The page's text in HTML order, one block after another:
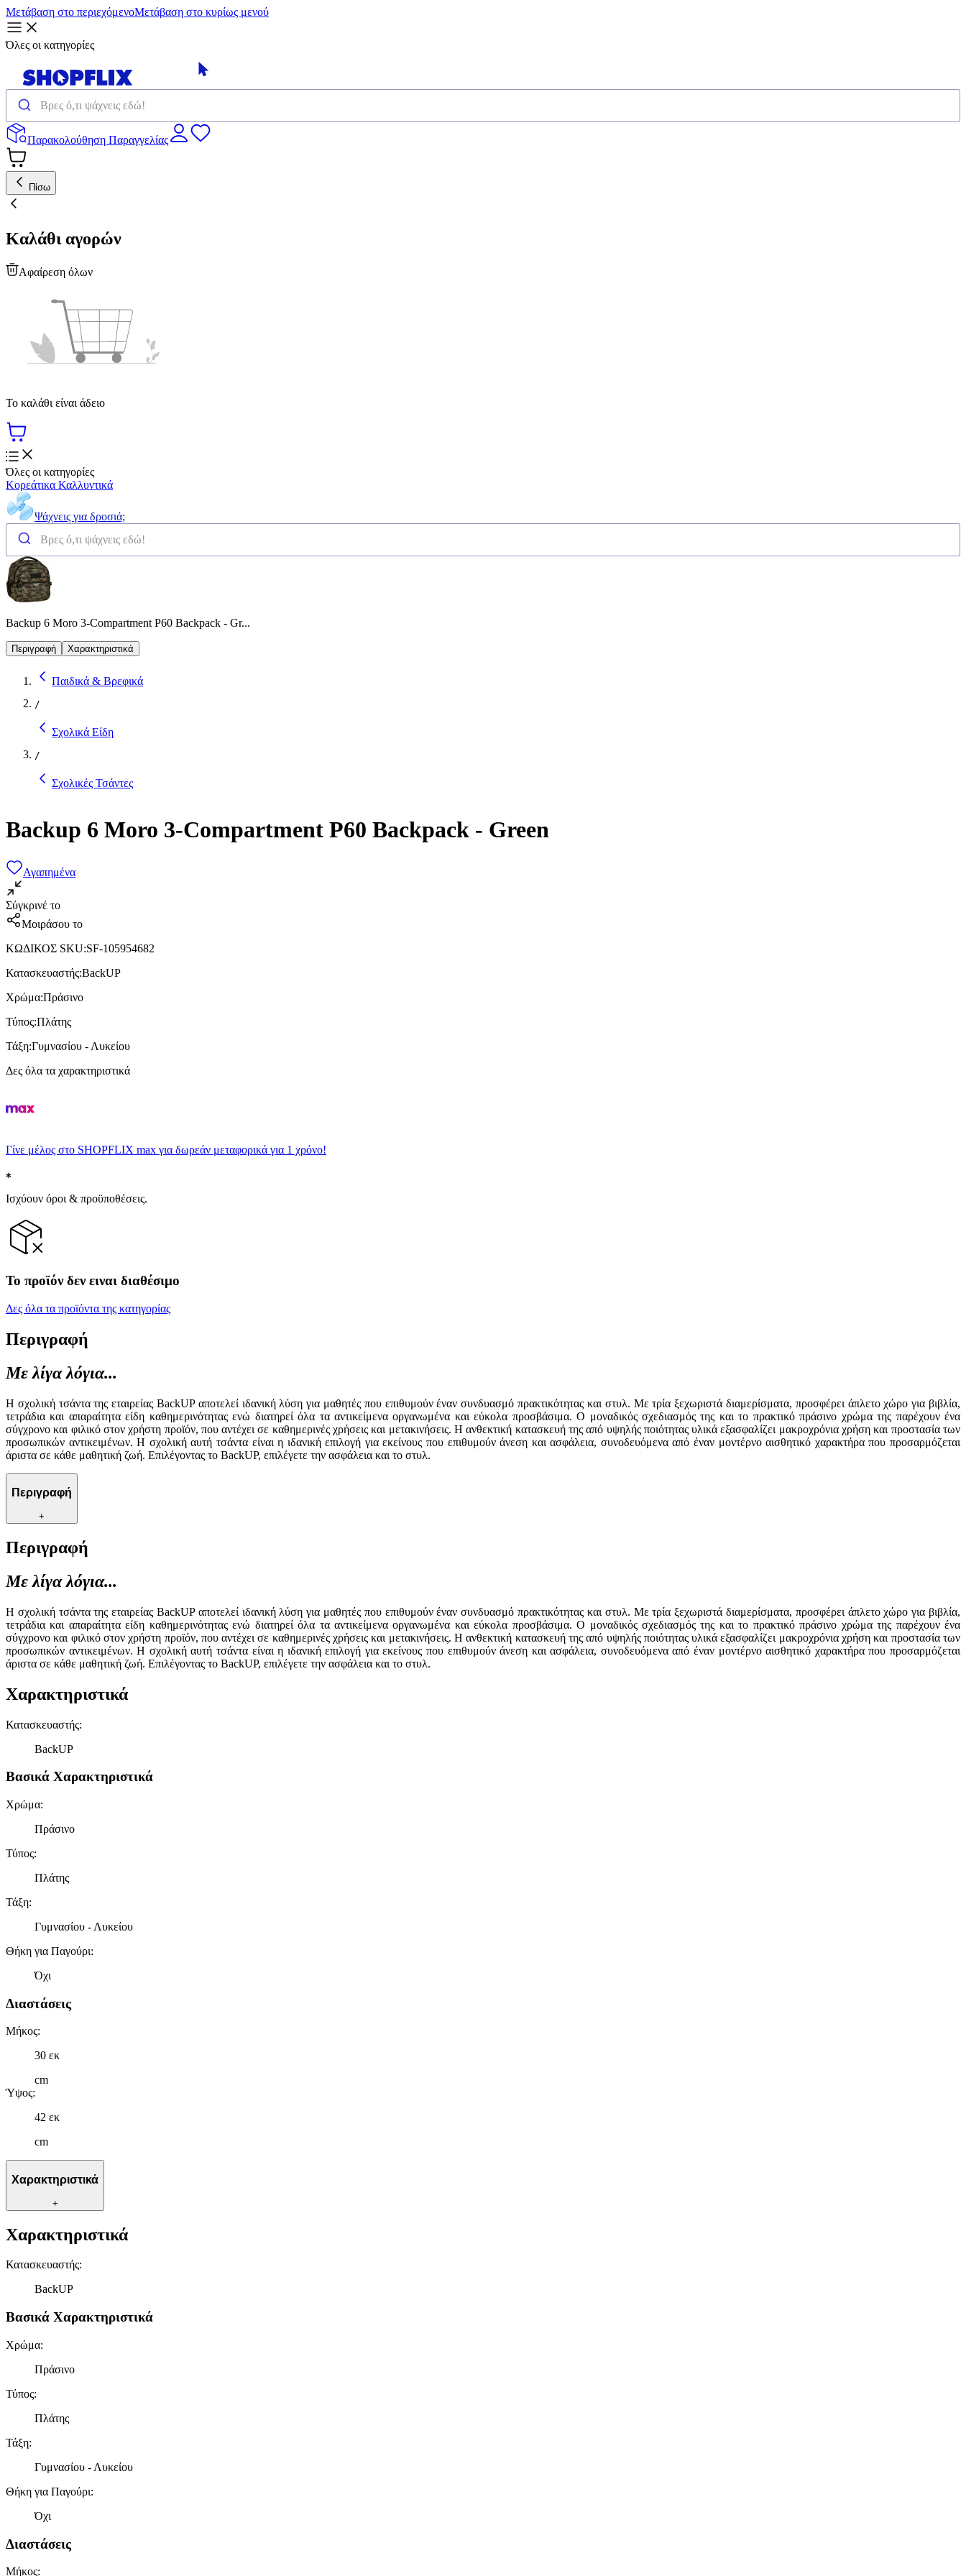
Μετάβαση στο περιεχόμενοΜετάβαση στο κυρίως μενού
Όλες οι κατηγορίες
Παρακολούθηση Παραγγελίας
Πίσω
Καλάθι αγορών
Αφαίρεση όλων
Το καλάθι είναι άδειο
Όλες οι κατηγορίες
Κορεάτικα Καλλυντικά
Ψάχνεις για δροσιά;
Backup 6 Moro 3-Compartment P60 Backpack - Gr...
Περιγραφή Χαρακτηριστικά
Παιδικά & Βρεφικά
/
Σχολικά Είδη
/
Σχολικές Τσάντες
Backup 6 Moro 3-Compartment P60 Backpack - Green
Αγαπημένα
Σύγκρινέ το
Μοιράσου το
ΚΩΔΙΚΟΣ SKU:SF-105954682
Κατασκευαστής:BackUP
Χρώμα:Πράσινο
Τύπος:Πλάτης
Τάξη:Γυμνασίου - Λυκείου
Δες όλα τα χαρακτηριστικά
Γίνε μέλος στο SHOPFLIX max για δωρεάν μεταφορικά για 1 χρόνο!
Ισχύουν όροι & προϋποθέσεις.
Το προϊόν δεν ειναι διαθέσιμο
Δες όλα τα προϊόντα της κατηγορίας
Περιγραφή
Με λίγα λόγια...
Η σχολική τσάντα της εταιρείας BackUP αποτελεί ιδανική λύση για μαθητές που επιθυμούν έναν συνδυασμό πρακτικότητας και στυλ. Με τρία ξεχωριστά διαμερίσματα, προσφέρει άπλετο χώρο για βιβλία,
τετράδια και απαραίτητα είδη καθημερινότητας ενώ διατηρεί όλα τα αντικείμενα οργανωμένα και εύκολα προσβάσιμα. Ο μοναδικός σχεδιασμός της και το πρακτικό πράσινο χρώμα της παρέχουν ένα
σύγχρονο και φιλικό στον χρήστη προϊόν, που αντέχει σε καθημερινές χρήσεις και μετακινήσεις. Η ανθεκτική κατασκευή της από υψηλής ποιότητας υλικά εξασφαλίζει μακροχρόνια χρήση και προστασία των
προσωπικών αντικειμένων. Η σχολική αυτή τσάντα είναι η ιδανική επιλογή για εκείνους που επιθυμούν άνεση και ασφάλεια, συνοδευόμενα από έναν μοντέρνο αισθητικό χαρακτήρα που προσαρμόζεται
άριστα σε κάθε μαθητική ζωή. Επιλέγοντας το BackUP, επιλέγετε την ασφάλεια και το στυλ.
Περιγραφή
+
Περιγραφή
Με λίγα λόγια...
Η σχολική τσάντα της εταιρείας BackUP αποτελεί ιδανική λύση για μαθητές που επιθυμούν έναν συνδυασμό πρακτικότητας και στυλ. Με τρία ξεχωριστά διαμερίσματα, προσφέρει άπλετο χώρο για βιβλία,
τετράδια και απαραίτητα είδη καθημερινότητας ενώ διατηρεί όλα τα αντικείμενα οργανωμένα και εύκολα προσβάσιμα. Ο μοναδικός σχεδιασμός της και το πρακτικό πράσινο χρώμα της παρέχουν ένα
σύγχρονο και φιλικό στον χρήστη προϊόν, που αντέχει σε καθημερινές χρήσεις και μετακινήσεις. Η ανθεκτική κατασκευή της από υψηλής ποιότητας υλικά εξασφαλίζει μακροχρόνια χρήση και προστασία των
προσωπικών αντικειμένων. Η σχολική αυτή τσάντα είναι η ιδανική επιλογή για εκείνους που επιθυμούν άνεση και ασφάλεια, συνοδευόμενα από έναν μοντέρνο αισθητικό χαρακτήρα που προσαρμόζεται
άριστα σε κάθε μαθητική ζωή. Επιλέγοντας το BackUP, επιλέγετε την ασφάλεια και το στυλ.
Χαρακτηριστικά
Κατασκευαστής:
BackUP
Βασικά Χαρακτηριστικά
Χρώμα:
Πράσινο
Τύπος:
Πλάτης
Τάξη:
Γυμνασίου - Λυκείου
Θήκη για Παγούρι:
Όχι
Διαστάσεις
Μήκος:
30 εκ
cm
Ύψος:
42 εκ
cm
Χαρακτηριστικά
+
Χαρακτηριστικά
Κατασκευαστής:
BackUP
Βασικά Χαρακτηριστικά
Χρώμα:
Πράσινο
Τύπος:
Πλάτης
Τάξη:
Γυμνασίου - Λυκείου
Θήκη για Παγούρι:
Όχι
Διαστάσεις
Μήκος: